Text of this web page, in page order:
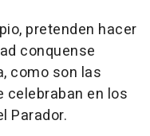
pretenden hacer
conquense
como son las
celebraban en los
Parador.